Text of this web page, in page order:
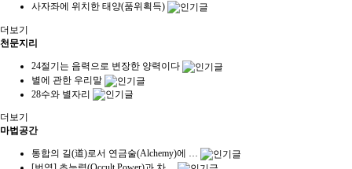
사자좌에 위치한 태양(품위획득)
더보기
천문지리
24절기는 음력으로 변장한 양력이다
별에 관한 우리말
28수와 별자리
더보기
마법공간
통합의 길(道)로서 연금술(Alchemy)에 …